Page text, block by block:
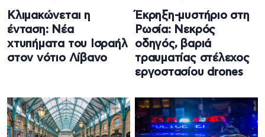
Κλιμακώνεται η
ένταση: Νέα
χτυπήματα του Ισραήλ
στον νότιο Λίβανο
Έκρηξη-μυστήριο στη
Ρωσία: Νεκρός
οδηγός, βαριά
τραυματίας στέλεχος
εργοστασίου drones